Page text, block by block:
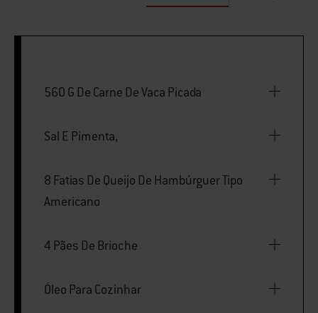
560 G De Carne De Vaca Picada
Sal E Pimenta,
8 Fatias De Queijo De Hambúrguer Tipo
Americano
4 Pães De Brioche
Óleo Para Cozinhar